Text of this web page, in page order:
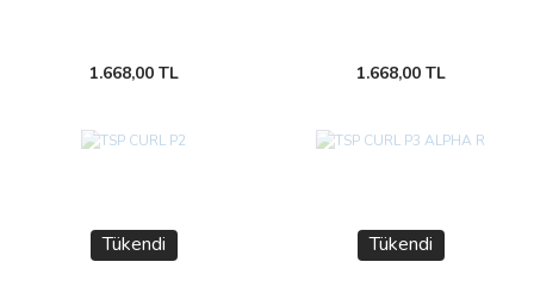
1.668,00 TL 1.668,00 TL
Tükendi Tükendi